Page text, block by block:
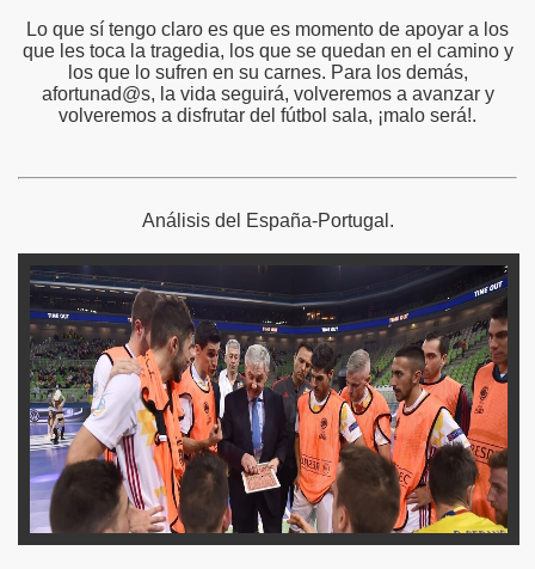
Lo que sí tengo claro es que es momento de apoyar a los
que les toca la tragedia, los que se quedan en el camino y
los que lo sufren en su carnes. Para los demás,
afortunad@s, la vida seguirá, volveremos a avanzar y
volveremos a disfrutar del fútbol sala, ¡malo será!.
Análisis del España-Portugal.